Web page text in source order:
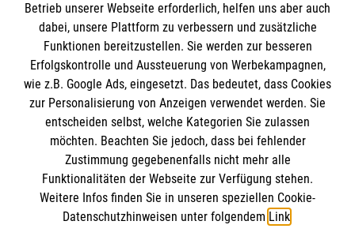
IBAN: DE10 3706 0120 1201 2000 12
BIC: GENODED 1PA7
Newsletter abonnieren
Betrieb unserer Webseite erforderlich, helfen uns aber auch
dabei, unsere Plattform zu verbessern und zusätzliche
Funktionen bereitzustellen. Sie werden zur besseren
Erfolgskontrolle und Aussteuerung von Werbekampagnen,
wie z.B. Google Ads, eingesetzt. Das bedeutet, dass Cookies
zur Personalisierung von Anzeigen verwendet werden. Sie
entscheiden selbst, welche Kategorien Sie zulassen
möchten. Beachten Sie jedoch, dass bei fehlender
Zustimmung gegebenenfalls nicht mehr alle
Funktionalitäten der Webseite zur Verfügung stehen.
Weitere Infos finden Sie in unseren speziellen Cookie-
Datenschutzhinweisen unter folgendem Link.